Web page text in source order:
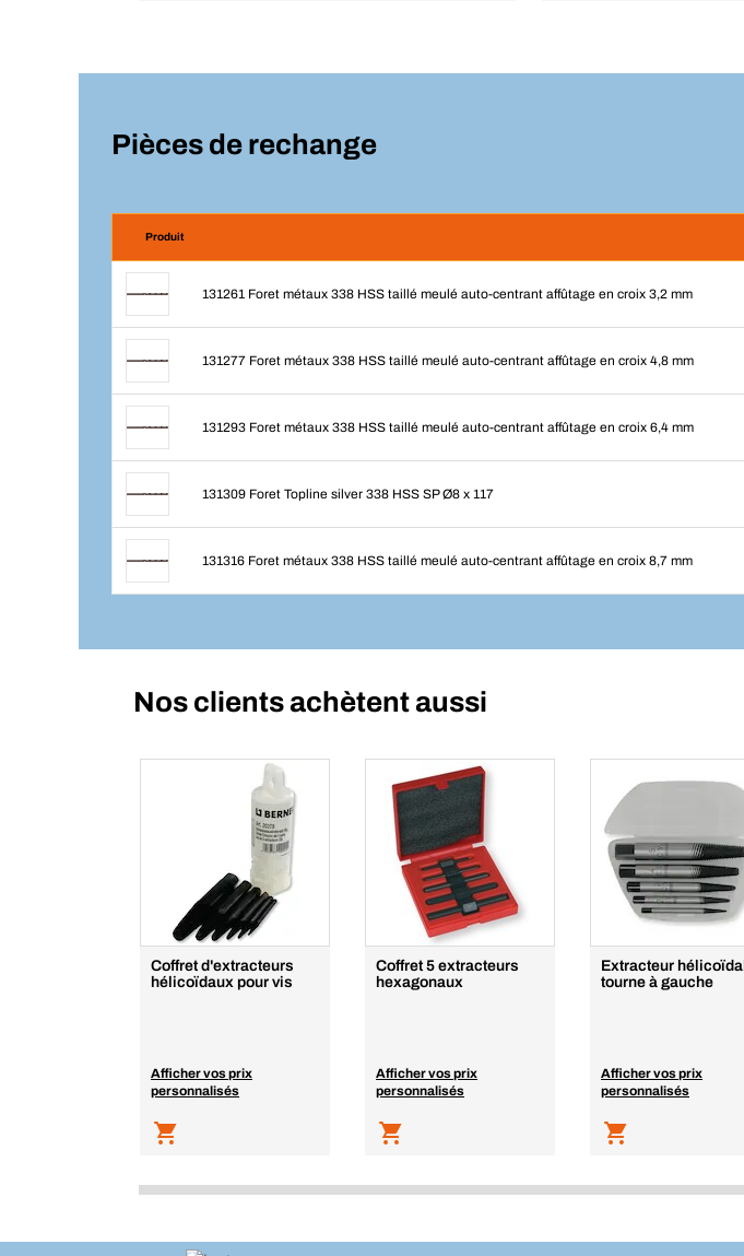
Pièces de rechange
Produit
131261 Foret métaux 338 HSS taillé meulé auto-centrant affûtage en croix 3,2 mm
131277 Foret métaux 338 HSS taillé meulé auto-centrant affûtage en croix 4,8 mm
131293 Foret métaux 338 HSS taillé meulé auto-centrant affûtage en croix 6,4 mm
131309 Foret Topline silver 338 HSS SP Ø8 x 117
131316 Foret métaux 338 HSS taillé meulé auto-centrant affûtage en croix 8,7 mm
Nos clients achètent aussi
Coffret d'extracteurs
hélicoïdaux pour vis
Afficher vos prix
personnalisés
Coffret 5 extracteurs
hexagonaux
Afficher vos prix
personnalisés
Extracteur hélicoïdal
tourne à gauche
Afficher vos prix
personnalisés